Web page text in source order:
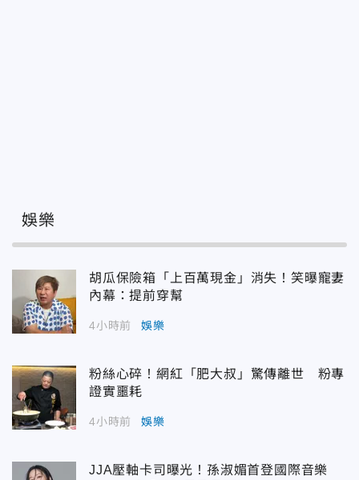
娛樂
胡瓜保險箱「上百萬現金」消失！笑曝寵妻
內幕：提前穿幫
4小時前 娛樂
粉絲心碎！網紅「肥大叔」驚傳離世 粉專
證實噩耗
4小時前 娛樂
JJA壓軸卡司曝光！孫淑媚首登國際音樂